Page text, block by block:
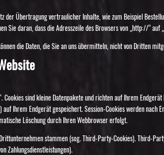
der Übertragung vertraulicher Inhalte, wie zum Beispiel
Sie daran, dass die Adresszeile des Browsers von „http://“
die Daten, die Sie an uns übermitteln, nicht von Dritten
Cookies sind kleine Datenpakete und richten auf Ihrem
Ihrem Endgerät gespeichert. Session-Cookies werden
Löschung durch Ihren Webbrowser erfolgt.
stammen (sog. Third-Party-Cookies). Third-
Zahlungsdienstleistungen).